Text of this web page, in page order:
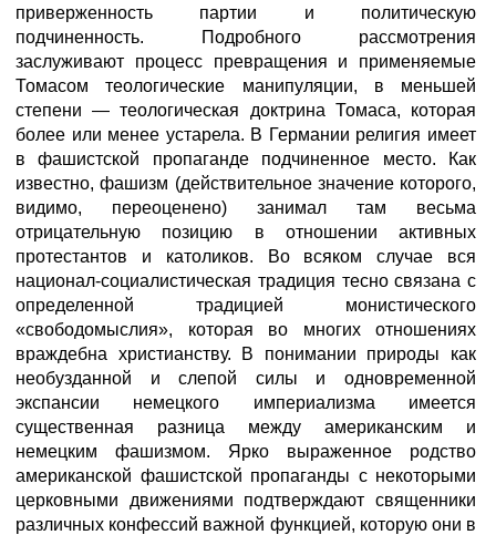
приверженность партии и политическую
подчиненность. Подробного рассмотрения
заслуживают процесс превращения и применяемые
Томасом теологические манипуляции, в меньшей
степени — теологическая доктрина Томаса, которая
более или менее устарела. В Германии религия имеет
в фашистской пропаганде подчиненное место. Как
известно, фашизм (действительное значение которого,
видимо, переоценено) занимал там весьма
отрицательную позицию в отношении активных
протестантов и католиков. Во всяком случае вся
национал-социалистическая традиция тесно связана с
определенной традицией монистического
«свободомыслия», которая во многих отношениях
враждебна христианству. В понимании природы как
необузданной и слепой силы и одновременной
экспансии немецкого империализма имеется
существенная разница между американским и
немецким фашизмом. Ярко выраженное родство
американской фашистской пропаганды с некоторыми
церковными движениями подтверждают священники
различных конфессий важной функцией, которую они в